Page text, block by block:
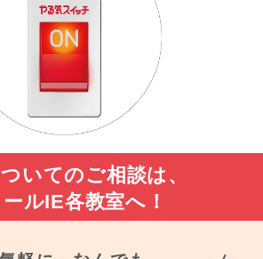
いてのご相談は、
ルIE各教室へ！